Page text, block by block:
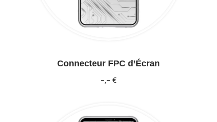
Connecteur FPC d’Écran
–,– €